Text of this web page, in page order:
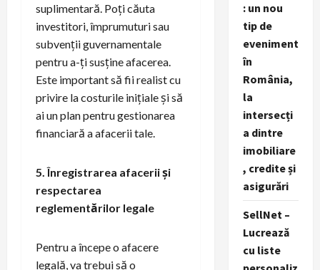
suplimentară. Poți căuta
investitori, împrumuturi sau
subvenții guvernamentale
pentru a-ți susține afacerea.
Este important să fii realist cu
privire la costurile inițiale și să
ai un plan pentru gestionarea
financiară a afacerii tale.
5. Înregistrarea afacerii și
respectarea
reglementărilor legale
Pentru a începe o afacere
legală, va trebui să o
: un nou
tip de
eveniment
în
România,
la
intersecți
a dintre
imobiliare
, credite și
asigurări
SellNet –
Lucrează
cu liste